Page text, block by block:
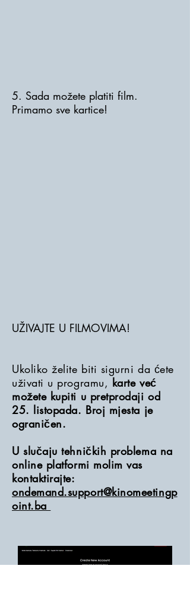
5. Sada možete platiti film.
Primamo sve kartice!
UŽIVAJTE U FILMOVIMA!
Ukoliko želite biti sigurni da ćete
uživati u programu, karte već
možete kupiti u pretprodaji od
25. listopada. Broj mjesta je
ograničen.
U slučaju tehničkih problema na
online platformi molim vas
kontaktirajte:
ondemand.support@kinomeetingp
oint.ba